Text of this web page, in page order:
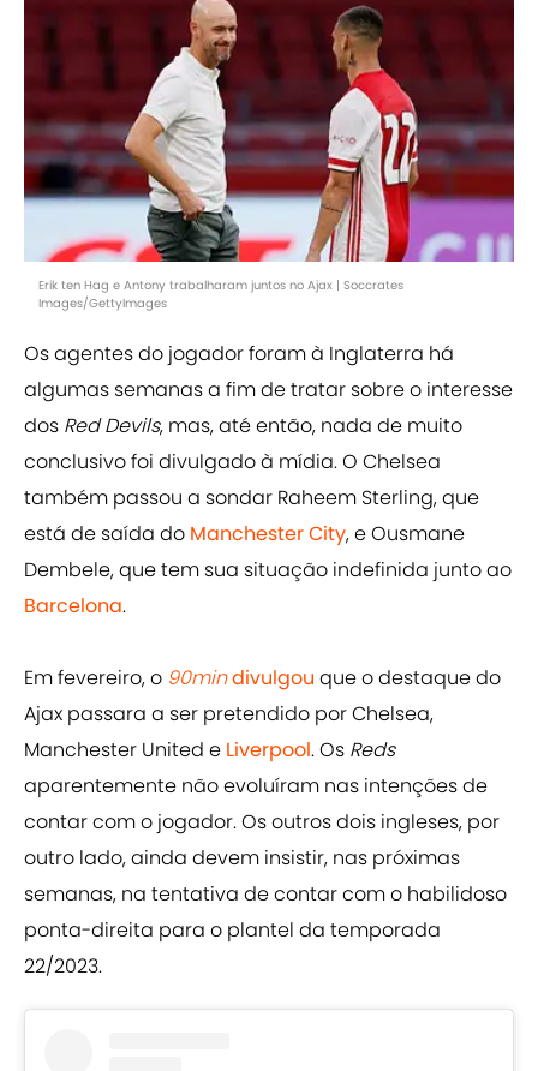
Erik ten Hag e Antony trabalharam juntos no Ajax | Soccrates
Images/GettyImages
Os agentes do jogador foram à Inglaterra há
algumas semanas a fim de tratar sobre o interesse
dos Red Devils, mas, até então, nada de muito
conclusivo foi divulgado à mídia. O Chelsea
também passou a sondar Raheem Sterling, que
está de saída do Manchester City, e ​​Ousmane
Dembele, que tem sua situação indefinida junto ao
Barcelona.
Em fevereiro, o 90mindivulgou que o destaque do
Ajax passara a ser pretendido por Chelsea,
Manchester United e Liverpool. Os Reds
aparentemente não evoluíram nas intenções de
contar com o jogador. Os outros dois ingleses, por
outro lado, ainda devem insistir, nas próximas
semanas, na tentativa de contar com o habilidoso
ponta-direita para o plantel da temporada
22/2023.